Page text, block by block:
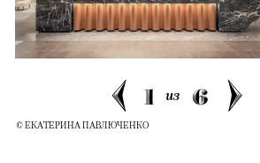
1 из 6
© ЕКАТЕРИНА ПАВЛЮЧЕНКО